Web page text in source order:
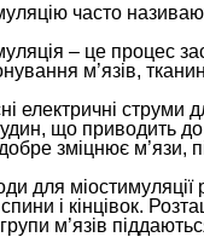
часто
– це процес
м’язів,
електричні
що приводить до
зміцнює м’язи,
для
і кінцівок.
м’язів